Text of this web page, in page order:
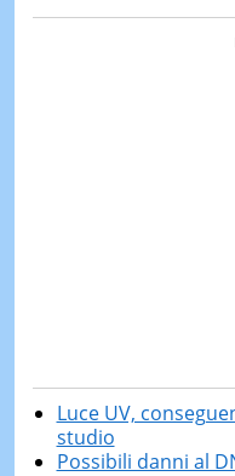
Luce UV,
studio
Possibili danni al